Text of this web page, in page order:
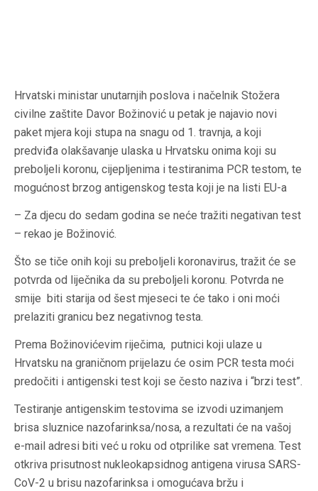
Hrvatski ministar unutarnjih poslova i načelnik Stožera
civilne zaštite Davor Božinović u petak je najavio novi
paket mjera koji stupa na snagu od 1. travnja, a koji
predviđa olakšavanje ulaska u Hrvatsku onima koji su
preboljeli koronu, cijepljenima i testiranima PCR testom, te
mogućnost brzog antigenskog testa koji je na listi EU-a
– Za djecu do sedam godina se neće tražiti negativan test
– rekao je Božinović.
Što se tiče onih koji su preboljeli koronavirus, tražit će se
potvrda od liječnika da su preboljeli koronu. Potvrda ne
smije biti starija od šest mjeseci te će tako i oni moći
prelaziti granicu bez negativnog testa.
Prema Božinovićevim riječima, putnici koji ulaze u
Hrvatsku na graničnom prijelazu će osim PCR testa moći
predočiti i antigenski test koji se često naziva i “brzi test”.
Testiranje antigenskim testovima se izvodi uzimanjem
brisa sluznice nazofarinksa/nosa, a rezultati će na vašoj
e-mail adresi biti već u roku od otprilike sat vremena. Test
otkriva prisutnost nukleokapsidnog antigena virusa SARS-
CoV-2 u brisu nazofarinksa i omogućava bržu i